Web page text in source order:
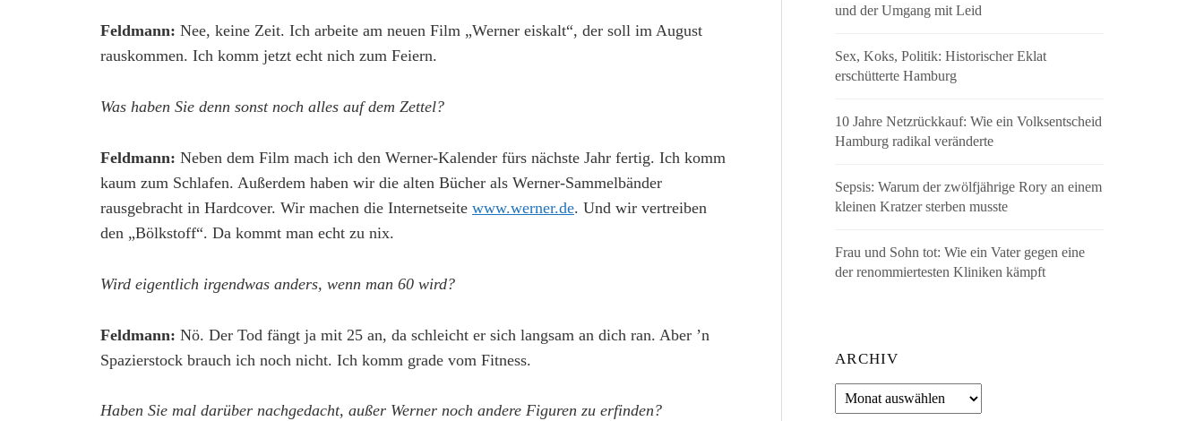
Feldmann: Nee, keine Zeit. Ich arbeite am neuen Film „Werner eiskalt“, der soll im August
rauskommen. Ich komm jetzt echt nich zum Feiern.
Was haben Sie denn sonst noch alles auf dem Zettel?
Feldmann: Neben dem Film mach ich den Werner-Kalender fürs nächste Jahr fertig. Ich komm
kaum zum Schlafen. Außerdem haben wir die alten Bücher als Werner-Sammelbänder
rausgebracht in Hardcover. Wir machen die Internetseite www.werner.de. Und wir vertreiben
den „Bölkstoff“. Da kommt man echt zu nix.
Wird eigentlich irgendwas anders, wenn man 60 wird?
Feldmann: Nö. Der Tod fängt ja mit 25 an, da schleicht er sich langsam an dich ran. Aber ’n
Spazierstock brauch ich noch nicht. Ich komm grade vom Fitness.
Haben Sie mal darüber nachgedacht, außer Werner noch andere Figuren zu erfinden?
und der Umgang mit Leid
Sex, Koks, Politik: Historischer Eklat
erschütterte Hamburg
10 Jahre Netzrückkauf: Wie ein Volksentscheid
Hamburg radikal veränderte
Sepsis: Warum der zwölfjährige Rory an einem
kleinen Kratzer sterben musste
Frau und Sohn tot: Wie ein Vater gegen eine
der renommiertesten Kliniken kämpft
ARCHIV
Archiv